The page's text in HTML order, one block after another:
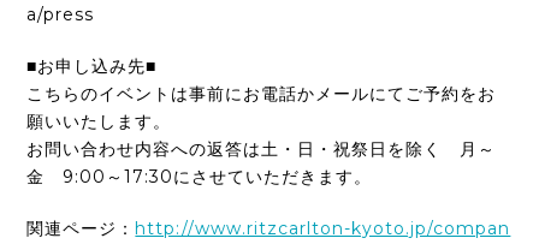
a/press
■お申し込み先■
こちらのイベントは事前にお電話かメールにてご予約をお
願いいたします。
お問い合わせ内容への返答は土・日・祝祭日を除く 月～
金 9:00～17:30にさせていただきます。
関連ページ：http://www.ritzcarlton-kyoto.jp/compan